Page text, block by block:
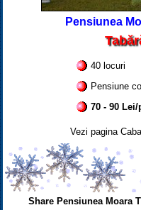
Pensiunea
40 locuri
Pensiune
70 - 90
Vezi pagina
Share Pensiunea Moara